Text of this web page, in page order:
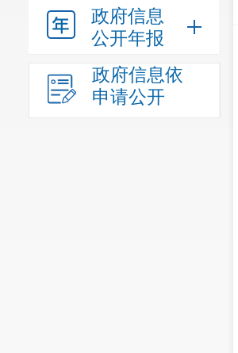
政府信息
公开年报
政府信息依
申请公开